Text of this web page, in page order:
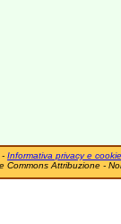
- Informativa privacy e cookie
Commons Attribuzione -